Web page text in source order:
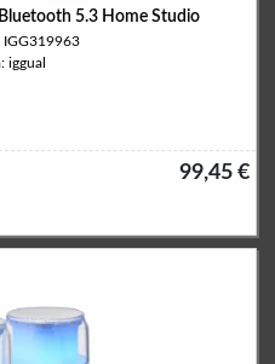
5.3 Home Studio
IGG319963
iggual
99,45 €